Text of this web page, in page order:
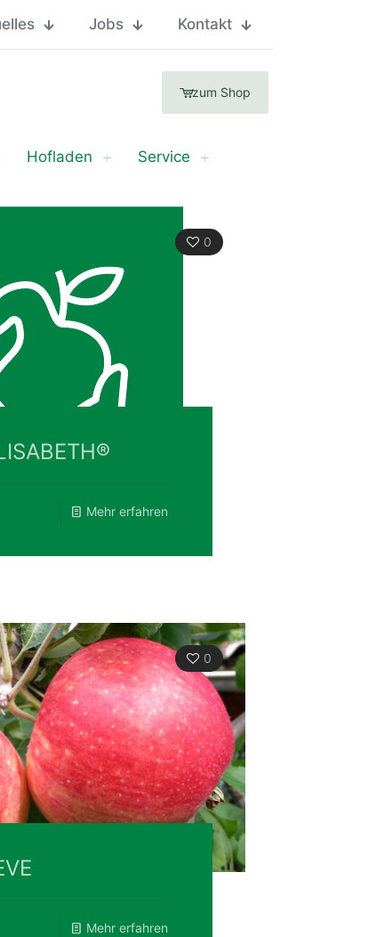
Jobs Kontakt
zum Shop
Hofladen Service
0
Mehr erfahren
0
Mehr erfahren